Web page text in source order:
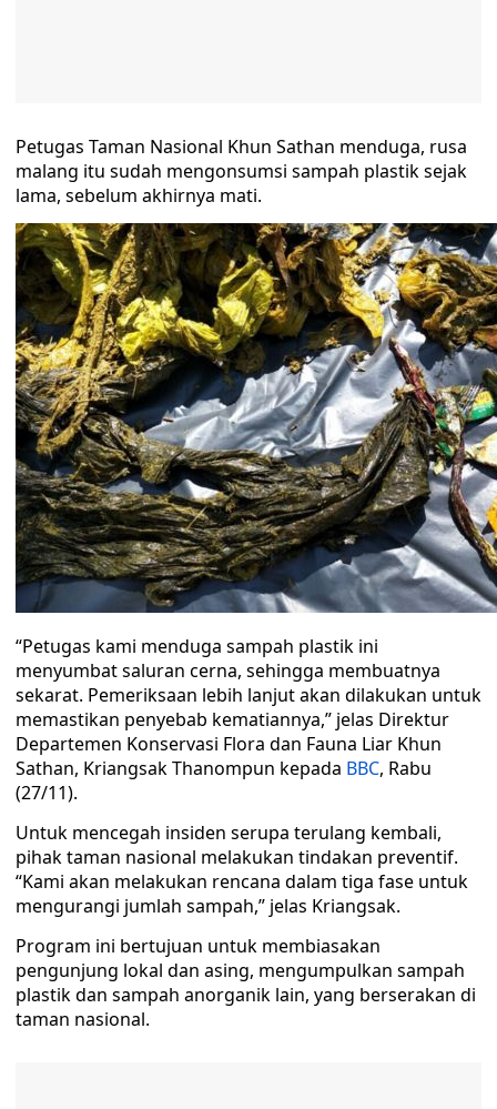
Petugas Taman Nasional Khun Sathan menduga, rusa
malang itu sudah mengonsumsi sampah plastik sejak
lama, sebelum akhirnya mati.
“Petugas kami menduga sampah plastik ini
menyumbat saluran cerna, sehingga membuatnya
sekarat. Pemeriksaan lebih lanjut akan dilakukan untuk
memastikan penyebab kematiannya,” jelas Direktur
Departemen Konservasi Flora dan Fauna Liar Khun
Sathan, Kriangsak Thanompun kepada BBC, Rabu
(27/11).
Untuk mencegah insiden serupa terulang kembali,
pihak taman nasional melakukan tindakan preventif.
“Kami akan melakukan rencana dalam tiga fase untuk
mengurangi jumlah sampah,” jelas Kriangsak.
Program ini bertujuan untuk membiasakan
pengunjung lokal dan asing, mengumpulkan sampah
plastik dan sampah anorganik lain, yang berserakan di
taman nasional.